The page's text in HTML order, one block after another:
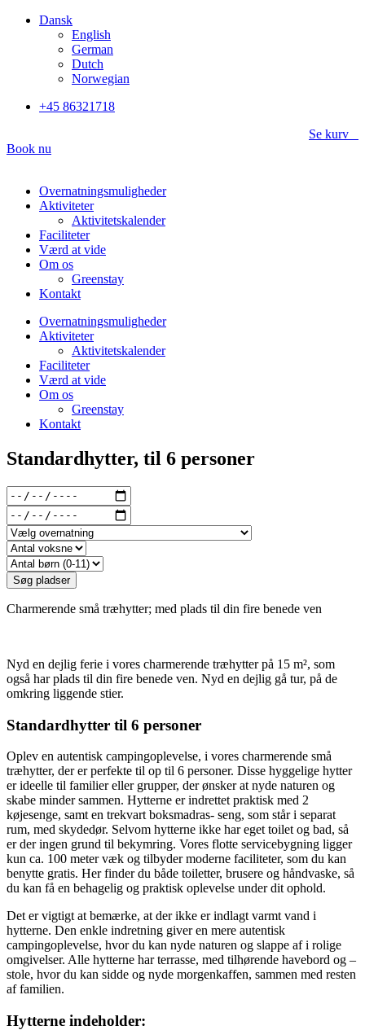
VidereDansk
English
German
Dutch
Norwegian
+45 86321718
Se kurv
Book nu
Overnatningsmuligheder
Aktiviteter
Aktivitetskalender
Faciliteter
Værd at vide
Om os
Greenstay
Kontakt
Overnatningsmuligheder
Aktiviteter
Aktivitetskalender
Faciliteter
Værd at vide
Om os
Greenstay
Kontakt
Standardhytter, til 6 personer
Charmerende små træhytter; med plads til din fire benede ven
Nyd en dejlig ferie i vores charmerende træhytter på 15 m², som
også har plads til din fire benede ven. Nyd en dejlig gå tur, på de
omkring liggende stier.
Standardhytter til 6 personer
Oplev en autentisk campingoplevelse, i vores charmerende små
træhytter, der er perfekte til op til 6 personer. Disse hyggelige hytter
er ideelle til familier eller grupper, der ønsker at nyde naturen og
skabe minder sammen. Hytterne er indrettet praktisk med 2
køjesenge, samt en trekvart boksmadras- seng, som står i separat
rum, med skydedør. Selvom hytterne ikke har eget toilet og bad, så
er der ingen grund til bekymring. Vores flotte servicebygning ligger
kun ca. 100 meter væk og tilbyder moderne faciliteter, som du kan
benytte gratis. Her finder du både toiletter, brusere og håndvaske, så
du kan få en behagelig og praktisk oplevelse under dit ophold.
Det er vigtigt at bemærke, at der ikke er indlagt varmt vand i
hytterne. Den enkle indretning giver en mere autentisk
campingoplevelse, hvor du kan nyde naturen og slappe af i rolige
omgivelser. Alle hytterne har terrasse, med tilhørende havebord og –
stole, hvor du kan sidde og nyde morgenkaffen, sammen med resten
af familien.
Hytterne indeholder: